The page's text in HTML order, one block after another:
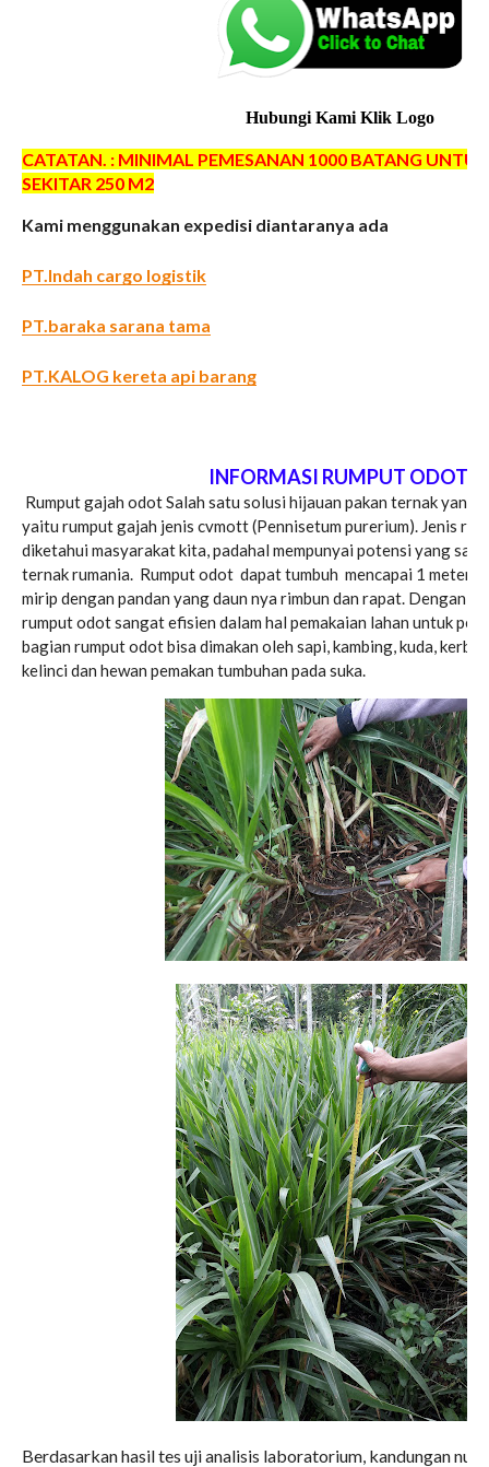
Hubungi Kami Klik Logo
CATATAN. : MINIMAL PEMESANAN 1000 BATANG
SEKITAR 250 M2
Kami menggunakan expedisi diantaranya ada
PT.Indah cargo logistik
PT.baraka sarana tama
PT.KALOG kereta api barang
INFORMASI RUMPUT ODOT
Rumput gajah odot Salah satu solusi hijauan pakan ternak yang
yaitu rumput gajah jenis cvmott (Pennisetum purerium). Jenis
diketahui masyarakat kita, padahal mempunyai potensi yang
ternak rumania. Rumput odot dapat tumbuh mencapai 1
mirip dengan pandan yang daun nya rimbun dan rapat. Dengan
rumput odot sangat efisien dalam hal pemakaian lahan untuk
bagian rumput odot bisa dimakan oleh sapi, kambing, kuda,
kelinci dan hewan pemakan tumbuhan pada suka.
Berdasarkan hasil tes uji analisis laboratorium, kandungan